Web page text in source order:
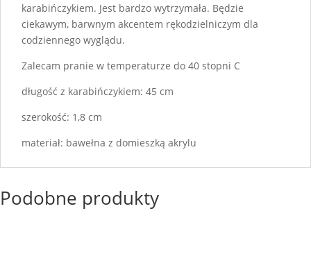
karabińczykiem. Jest bardzo wytrzymała. Będzie
ciekawym, barwnym akcentem rękodzielniczym dla
codziennego wyglądu.
Zalecam pranie w temperaturze do 40 stopni C
długość z karabińczykiem: 45 cm
szerokość: 1,8 cm
materiał: bawełna z domieszką akrylu
Podobne produkty